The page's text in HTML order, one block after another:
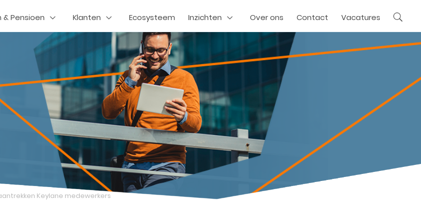
& Pensioen Klanten Ecosysteem Inzichten Over ons Contact Vacatures
Keylane medewerkers